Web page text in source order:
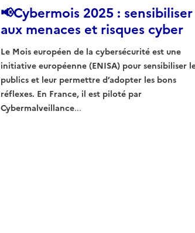
📢Cybermois 2025 : sensibiliser
aux menaces et risques cyber
Le Mois européen de la cybersécurité est une
initiative européenne (ENISA) pour sensibiliser
publics et leur permettre d’adopter les bons
réflexes. En France, il est piloté par
Cybermalveillance...